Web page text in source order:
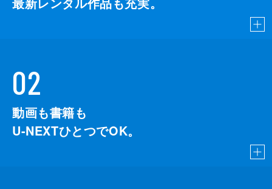
02
動画も書籍も
U-NEXTひとつでOK。